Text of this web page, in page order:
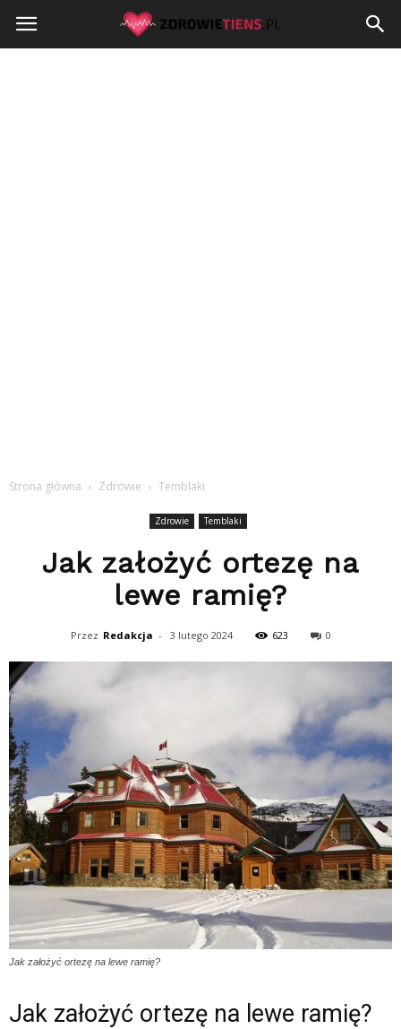
Zdrowietiens.pl
Strona główna Zdrowie Temblaki
Zdrowie Temblaki
Jak założyć ortezę na
lewe ramię?
Przez Redakcja - 3 lutego 2024 623 0
Jak założyć ortezę na lewe ramię?
Jak założyć ortezę na lewe ramię?